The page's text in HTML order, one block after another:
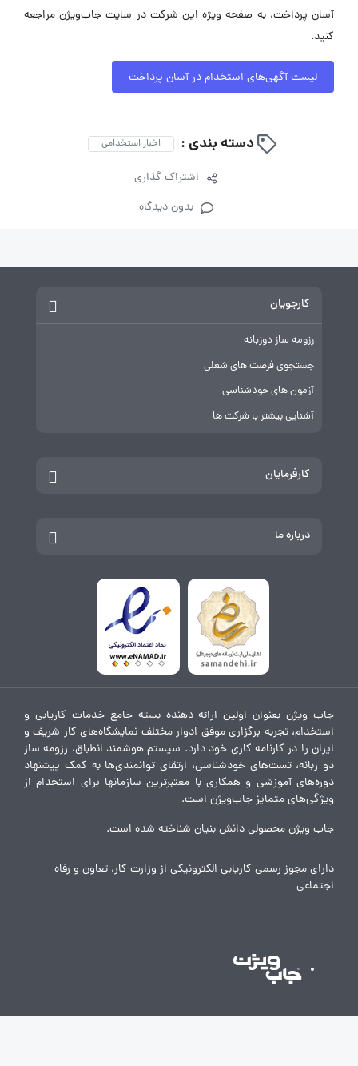
آسان پرداخت، به صفحه ویژه این شرکت در سایت جاب‌ویژن مراجعه
کنید.
لیست آگهی‌های استخدام در آسان پرداخت
دسته بندی : اخبار استخدامی
اشتراک گذاری
بدون دیدگاه
کارجویان
رزومه ساز دوزبانه
جستجوی فرصت های شغلی
آزمون های خودشناسی
آشنایی بیشتر با شرکت ها
کارفرمایان
درباره ما
جاب ویژن بعنوان اولین ارائه دهنده بسته جامع خدمات کاریابی و
استخدام، تجربه برگزاری موفق ادوار مختلف نمایشگاه‌های کار شریف و
ایران را در کارنامه کاری خود دارد. سیستم هوشمند انطباق، رزومه ساز
دو زبانه، تست‌های خودشناسی، ارتقای توانمندی‌ها به کمک پیشنهاد
دوره‌های آموزشی و همکاری با معتبرترین سازمانها برای استخدام از
ویژگی‌های متمایز جاب‌ویژن است.
جاب ویژن محصولی دانش بنیان شناخته شده است.
دارای مجوز رسمی کاریابی الکترونیکی از وزارت کار، تعاون و رفاه
اجتماعی